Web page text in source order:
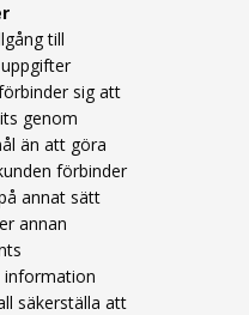
till
sig att
genom
än att göra
förbinder
annat sätt
annan
information
säkerställa att